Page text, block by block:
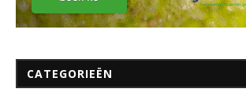
CATEGORIEËN